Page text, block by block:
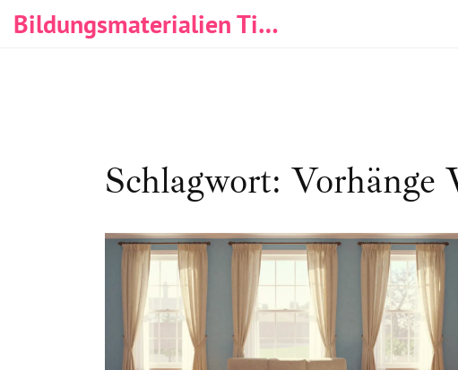
Bildungsmaterialien Tischlerei & Immobilien
Schlagwort: Vorhänge